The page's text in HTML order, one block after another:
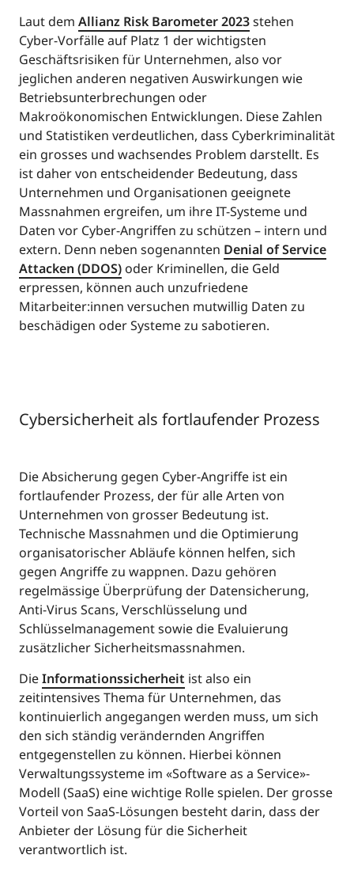
Laut dem Allianz Risk Barometer 2023stehen
Cyber-Vorfälle auf Platz 1 der wichtigsten
Geschäftsrisiken für Unternehmen, also vor
jeglichen anderen negativen Auswirkungen wie
Betriebsunterbrechungen oder
Makroökonomischen Entwicklungen. Diese Zahlen
und Statistiken verdeutlichen, dass Cyberkriminalität
ein grosses und wachsendes Problem darstellt. Es
ist daher von entscheidender Bedeutung, dass
Unternehmen und Organisationen geeignete
Massnahmen ergreifen, um ihre IT-Systeme und
Daten vor Cyber-Angriffen zu schützen – intern und
extern. Denn neben sogenannten Denial of Service
Attacken (DDOS) oder Kriminellen, die Geld
erpressen, können auch unzufriedene
Mitarbeiter:innen versuchen mutwillig Daten zu
beschädigen oder Systeme zu sabotieren.
Cybersicherheit als fortlaufender Prozess
Die Absicherung gegen Cyber-Angriffe ist ein
fortlaufender Prozess, der für alle Arten von
Unternehmen von grosser Bedeutung ist.
Technische Massnahmen und die Optimierung
organisatorischer Abläufe können helfen, sich
gegen Angriffe zu wappnen. Dazu gehören
regelmässige Überprüfung der Datensicherung,
Anti-Virus Scans, Verschlüsselung und
Schlüsselmanagement sowie die Evaluierung
zusätzlicher Sicherheitsmassnahmen.
DieInformationssicherheit ist also ein
zeitintensives Thema für Unternehmen, das
kontinuierlich angegangen werden muss, um sich
den sich ständig verändernden Angriffen
entgegenstellen zu können. Hierbei können
Verwaltungssysteme im «Software as a Service»-
Modell (SaaS) eine wichtige Rolle spielen. Der grosse
Vorteil von SaaS-Lösungen besteht darin, dass der
Anbieter der Lösung für die Sicherheit
verantwortlich ist.